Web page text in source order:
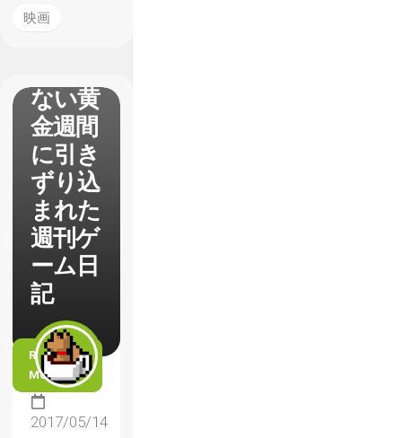
映画
ンタジ
ない黄
金週間
に引き
ずり込
まれた
週刊ゲ
ーム日
記
READ
MORE
2017/05/14